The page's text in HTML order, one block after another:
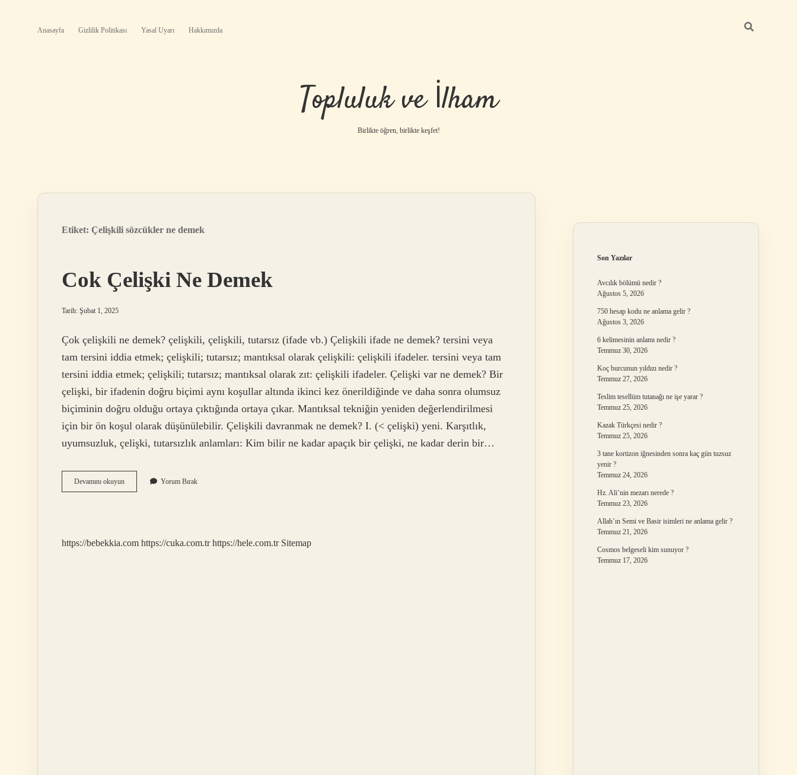
Anasayfa Gizlilik Politikası Yasal Uyarı Hakkımızda
Topluluk ve İlham
Birlikte öğren, birlikte keşfet!
Etiket: Çelişkili sözcükler ne demek
Cok Çelişki Ne Demek
Tarih: Şubat 1, 2025
Çok çelişkili ne demek? çelişkili, çelişkili, tutarsız (ifade vb.) Çelişkili ifade ne demek? tersini veya
tam tersini iddia etmek; çelişkili; tutarsız; mantıksal olarak çelişkili: çelişkili ifadeler. tersini veya tam
tersini iddia etmek; çelişkili; tutarsız; mantıksal olarak zıt: çelişkili ifadeler. Çelişki var ne demek? Bir
çelişki, bir ifadenin doğru biçimi aynı koşullar altında ikinci kez önerildiğinde ve daha sonra olumsuz
biçiminin doğru olduğu ortaya çıktığında ortaya çıkar. Mantıksal tekniğin yeniden değerlendirilmesi
için bir ön koşul olarak düşünülebilir. Çelişkili davranmak ne demek? I. (< çelişki) yeni. Karşıtlık,
uyumsuzluk, çelişki, tutarsızlık anlamları: Kim bilir ne kadar apaçık bir çelişki, ne kadar derin bir…
Devamını okuyunCok
Çelişki
Yorum Bırak
https://bebekkia.com https://cuka.com.tr https://hele.com.tr Sitemap
Son Yazılar
Avcılık bölümü nedir ?
Ağustos 5, 2026
750 hesap kodu ne anlama gelir ?
Ağustos 3, 2026
6 kelimesinin anlamı nedir ?
Temmuz 30, 2026
Koç burcunun yıldızı nedir ?
Temmuz 27, 2026
Teslim tesellüm tutanağı ne işe yarar ?
Temmuz 25, 2026
Kazak Türkçesi nedir ?
Temmuz 25, 2026
3 tane kortizon iğnesinden sonra kaç gün tuzsuz
yenir ?
Temmuz 24, 2026
Hz. Ali’nin mezarı nerede ?
Temmuz 23, 2026
Allah’ın Semi ve Basir isimleri ne anlama gelir ?
Temmuz 21, 2026
Cosmos belgeseli kim sunuyor ?
Temmuz 17, 2026